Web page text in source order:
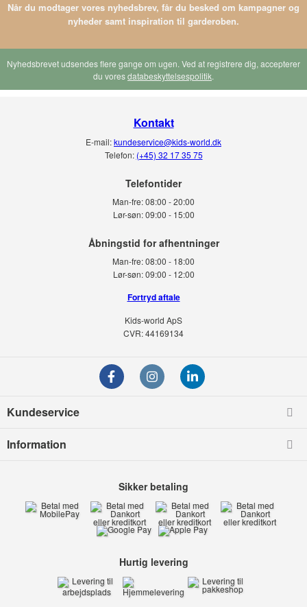
Når du modtager vores nyhedsbrev, får du besked om kampagner og
nyheder samt inspiration til garderoben.
Nyhedsbrevet udsendes flere gange om ugen. Ved at registrere dig, accepterer
du voresdatabeskyttelsespolitik.
Kontakt
E-mail:kundeservice@kids-world.dk
Telefon: (+45) 32 17 35 75
Telefontider
Man-fre:08:00 - 20:00
Lør-søn: 09:00 - 15:00
Man-fre:08:00 - 18:00
Lør-søn:09:00 - 12:00
Fortryd aftale
Kids-world ApS
CVR: 44169134
Kundeservice
Information
Sikker betaling
Hurtig levering